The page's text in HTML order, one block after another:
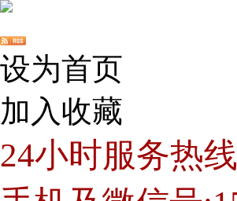
设为首页
加入收藏
24小时服务热